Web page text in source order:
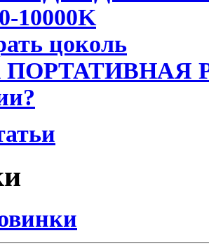
10000K
цоколь
ПОРТАТИВНАЯ